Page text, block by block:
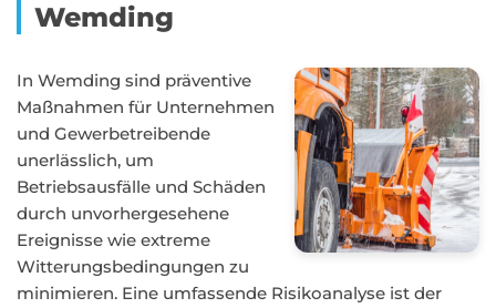
Wemding
In Wemding sind präventive
Maßnahmen für Unternehmen
und Gewerbetreibende
unerlässlich, um
Betriebsausfälle und Schäden
durch unvorhergesehene
Ereignisse wie extreme
Witterungsbedingungen zu
minimieren. Eine umfassende Risikoanalyse ist der